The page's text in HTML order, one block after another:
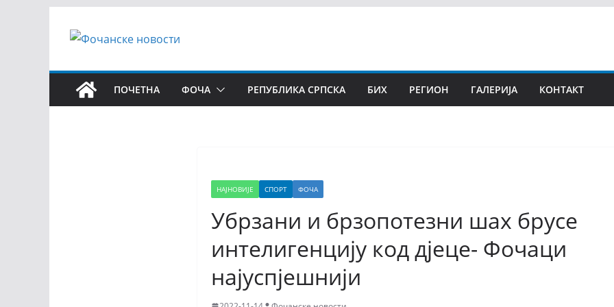
ПОЧЕТНА ФОЧА РЕПУБЛИКА СРПСКА БИХ РЕГИОН ГАЛЕРИЈА КОНТАКТ
НАЈНОВИЈЕ СПОРТ ФОЧА
Убрзани и брзопотезни шах брусе
интелигенцију код дјеце- Фочаци
најуспјешнији